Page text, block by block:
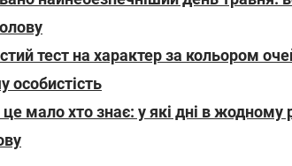
тест на характер за кольором
особистість
мало хто знає: у які дні в